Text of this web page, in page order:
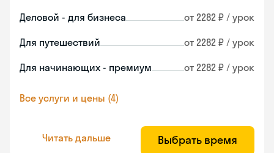
Деловой - для бизнеса от 2282 ₽ / урок
Для путешествий от 2282 ₽ / урок
Для начинающих - премиум от 2282 ₽ / урок
Все услуги и цены (4)
Читать дальше Выбрать время